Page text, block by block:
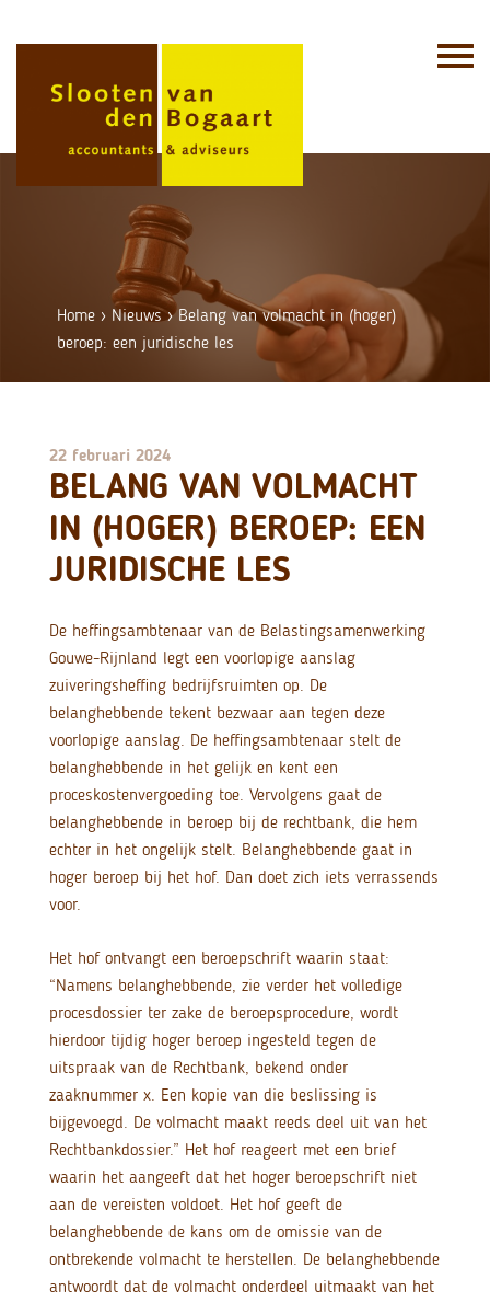
Home › Nieuws›Belang van volmacht in (hoger)
beroep: een juridische les
22 februari 2024
BELANG VAN VOLMACHT
IN (HOGER) BEROEP: EEN
JURIDISCHE LES
De heffingsambtenaar van de Belastingsamenwerking
Gouwe-Rijnland legt een voorlopige aanslag
zuiveringsheffing bedrijfsruimten op. De
belanghebbende tekent bezwaar aan tegen deze
voorlopige aanslag. De heffingsambtenaar stelt de
belanghebbende in het gelijk en kent een
proceskostenvergoeding toe. Vervolgens gaat de
belanghebbende in beroep bij de rechtbank, die hem
echter in het ongelijk stelt. Belanghebbende gaat in
hoger beroep bij het hof. Dan doet zich iets verrassends
voor.
Het hof ontvangt een beroepschrift waarin staat:
“Namens belanghebbende, zie verder het volledige
procesdossier ter zake de beroepsprocedure, wordt
hierdoor tijdig hoger beroep ingesteld tegen de
uitspraak van de Rechtbank, bekend onder
zaaknummer x. Een kopie van die beslissing is
bijgevoegd. De volmacht maakt reeds deel uit van het
Rechtbankdossier.” Het hof reageert met een brief
waarin het aangeeft dat het hoger beroepschrift niet
aan de vereisten voldoet. Het hof geeft de
belanghebbende de kans om de omissie van de
ontbrekende volmacht te herstellen. De belanghebbende
antwoordt dat de volmacht onderdeel uitmaakt van het